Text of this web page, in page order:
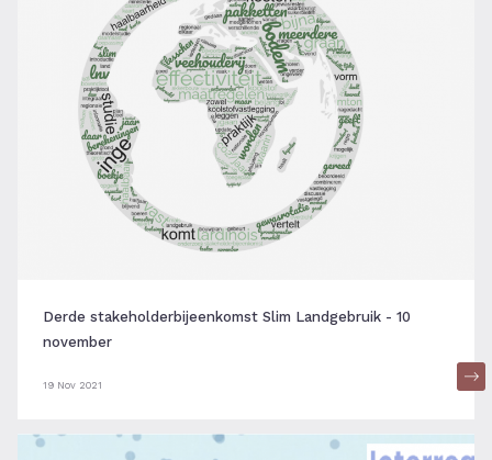
Derde stakeholderbijeenkomst Slim Landgebruik - 10
november
19 Nov 2021